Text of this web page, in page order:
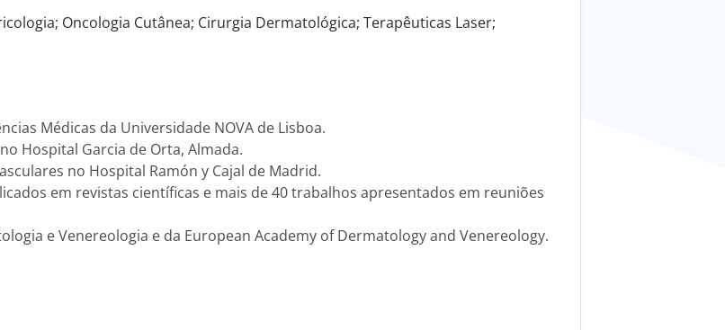
Oncologia Cutânea; Cirurgia Dermatológica; Terapêuticas Laser;
Médicas da Universidade NOVA de Lisboa.
Hospital Garcia de Orta, Almada.
no Hospital Ramón y Cajal de Madrid.
em revistas científicas e mais de 40 trabalhos apresentados em reuniões
e Venereologia e da European Academy of Dermatology and Venereology.